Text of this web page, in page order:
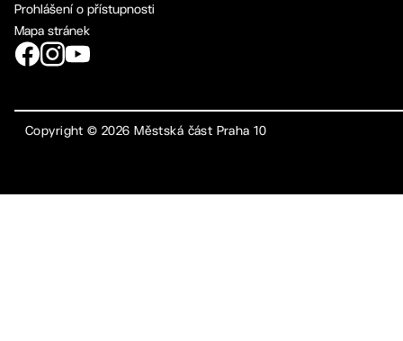
Prohlášení o přístupnosti
Mapa stránek
Copyright ©2026 Městská část Praha 10